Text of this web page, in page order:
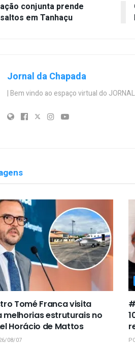
conjunta prende
em Tanhaçu
Jornal da Chapada
| Bem vindo ao espaço virtual do
Tomé Franca visita
melhorias estruturais no
Horácio de Mattos
08/07